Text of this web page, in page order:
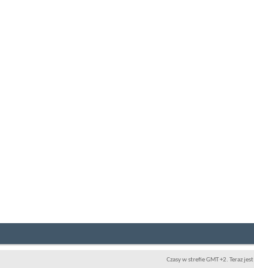
Czasy w strefie GMT +2. Teraz jest